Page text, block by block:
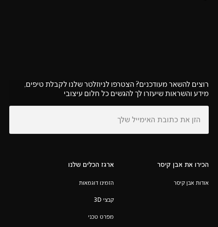
רוצים להשאר מעודכנים? הצטרפו לניוזלטר שלנו לקבלת טיפים,
מידע והשראות שיעזרו לך להגשים כל חלום עיצובי
הכירו את אבן קיסר
אודות אבן קיסר
ארגז הכלים שלנו
הזמינו דוגמאות
קבצי 3D
מפרט טכני